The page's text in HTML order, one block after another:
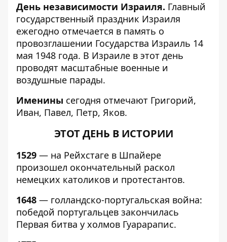
День независимости Израиля. Главный
государственный праздник Израиля
ежегодно отмечается в память о
провозглашении Государства Израиль 14
мая 1948 года. В Израиле в этот день
проводят масштабные военные и
воздушные парады.
Именины сегодня отмечают Григорий,
Иван, Павел, Петр, Яков.
ЭТОТ ДЕНЬ В ИСТОРИИ
1529 — на Рейхстаге в Шпайере
произошел окончательный раскол
немецких католиков и протестантов.
1648 — голландско-португальская война:
победой португальцев закончилась
Первая битва у холмов Гуарарапис.